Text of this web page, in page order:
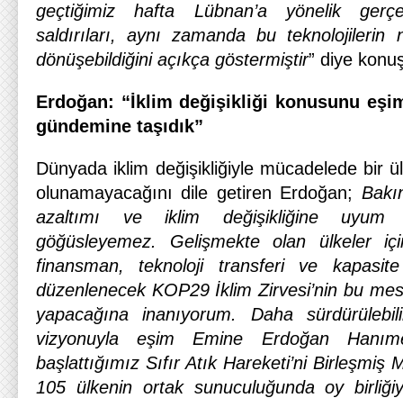
geçtiğimiz hafta Lübnan’a yönelik
saldırıları, aynı zamanda bu
dönüşebildiğini açıkça göstermiştir” diye
Erdoğan: “İklim değişikliği konusunu
gündemine taşıdık”
Dünyada iklim değişikliğiyle mücadelede bir
olunamayacağını dile getiren Erdoğan;
azaltımı ve iklim değişikliğine
göğüsleyemez. Gelişmekte olan ülkeler
finansman, teknoloji transferi ve kapasite
düzenlenecek KOP29 İklim Zirvesi’nin bu
yapacağına inanıyorum. Daha
vizyonuyla eşim Emine Erdoğan
başlattığımız Sıfır Atık Hareketi’ni
105 ülkenin ortak sunuculuğunda oy